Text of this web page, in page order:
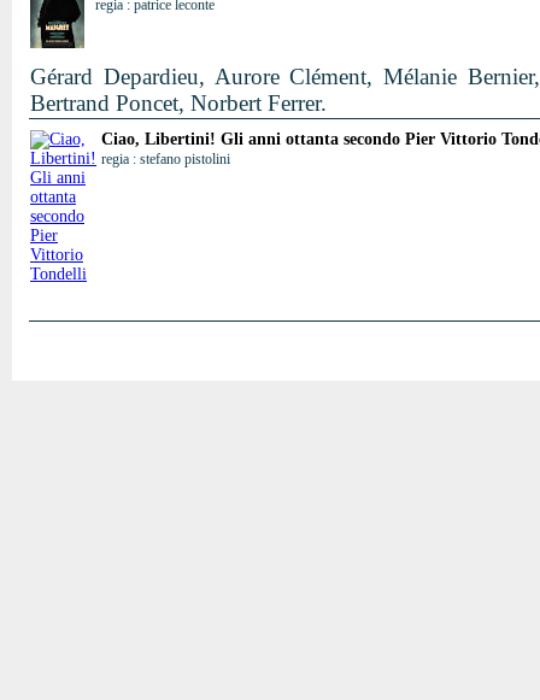
regia : patrice leconte
Gérard Depardieu, Aurore Clément, Mélanie
Bertrand Poncet, Norbert Ferrer.
Ciao, Libertini! Gli anni ottanta secondo Pier Vittorio
regia : stefano pistolini